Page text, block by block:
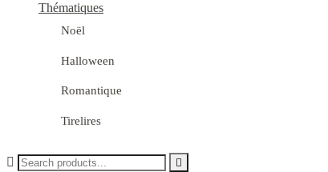
Thématiques
Noël
Halloween
Romantique
Tirelires
 